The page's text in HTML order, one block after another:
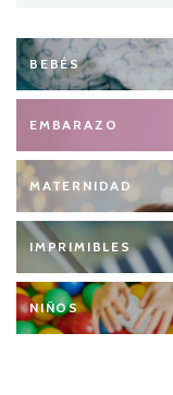
BEBÉS
EMBARAZO
MATERNIDAD
IMPRIMIBLES
NIÑOS